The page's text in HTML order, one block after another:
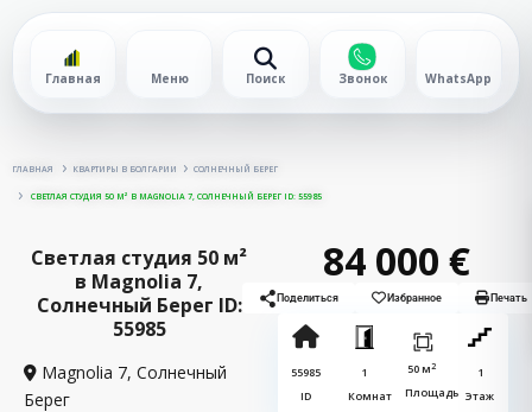
Главная Меню Поиск Звонок WhatsApp
ГЛАВНАЯ КВАРТИРЫ В БОЛГАРИИ СОЛНЕЧНЫЙ БЕРЕГ
СВЕТЛАЯ СТУДИЯ 50 М² В MAGNOLIA 7, СОЛНЕЧНЫЙ БЕРЕГ ID: 55985
Светлая студия 50 м²
в Magnolia 7,
Солнечный Берег ID:
55985
Magnolia 7, Солнечный
Берег
84 000 €
Поделиться Избранное Печать
55985
ID
1
Комнат
50 м2
Площадь
1
Этаж